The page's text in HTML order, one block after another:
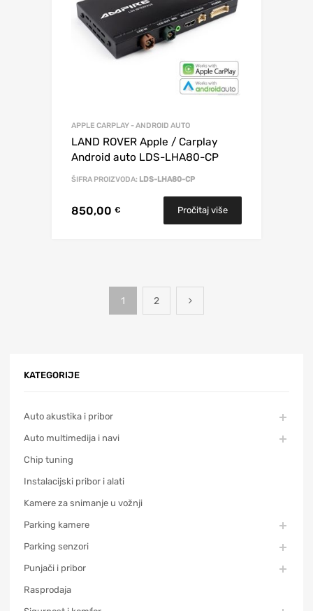
APPLE CARPLAY - ANDROID AUTO
LAND ROVER Apple / Carplay
Android auto LDS-LHA80-CP
ŠIFRA PROIZVODA: LDS-LHA80-CP
850,00 € Pročitaj više
1 2
KATEGORIJE
Auto akustika i pribor
Auto multimedija i navi
Chip tuning
Instalacijski pribor i alati
Kamere za snimanje u vožnji
Parking kamere
Parking senzori
Punjači i pribor
Rasprodaja